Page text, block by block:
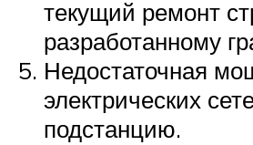
текущий ремонт
разработанному
Недостаточная
электрических
подстанцию.